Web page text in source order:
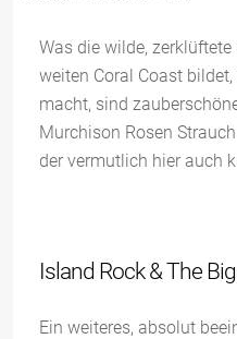
Was die wilde,
weiten Coral Coast
macht, sind
Murchison Rosen
der vermutlich hier auch
Island Rock & The
Ein weiteres, absolut